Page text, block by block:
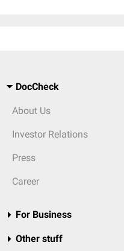
DocCheck
About Us
Investor Relations
Press
Career
For Business
Other stuff